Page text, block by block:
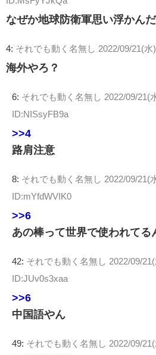
なぜか地球防衛軍思い浮かんだ
4: それでも動く名無し 2022/09/21(水
海外やろ？
6: それでも動く名無し
2022/09/21(
ID:NISsyFB9a
>>4
路肩注意
8: それでも動く名無し
2022/09/21(
ID:mYfdWVIK0
>>6
あの棒って世界で使われてる
42: それでも動く名無し
2022/09/
ID:JUv0s3xaa
>>6
中国語やん
49: それでも動く名無し
2022/09/